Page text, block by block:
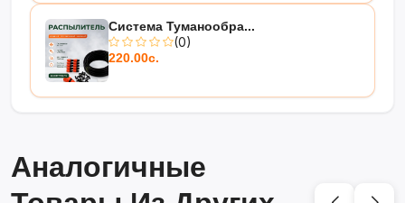
Система Туманообра...
(0)
220.00с.
Аналогичные